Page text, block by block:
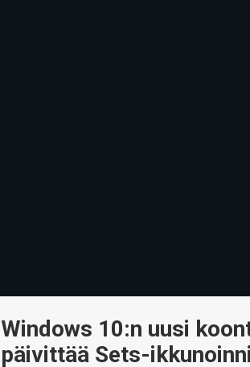
Windows 10:n uusi
päivittää Sets-